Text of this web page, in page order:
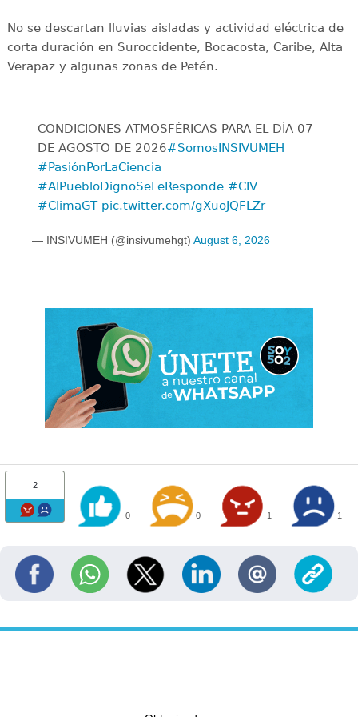
No se descartan lluvias aisladas y actividad eléctrica de
corta duración en Suroccidente, Bocacosta, Caribe, Alta
Verapaz y algunas zonas de Petén.
CONDICIONES ATMOSFÉRICAS PARA EL DÍA 07
DE AGOSTO DE 2026#SomosINSIVUMEH
#PasiónPorLaCiencia
#AlPuebloDignoSeLeResponde #CIV
#ClimaGT pic.twitter.com/gXuoJQFLZr
— INSIVUMEH (@insivumehgt) August 6, 2026
2
0 0 1 1